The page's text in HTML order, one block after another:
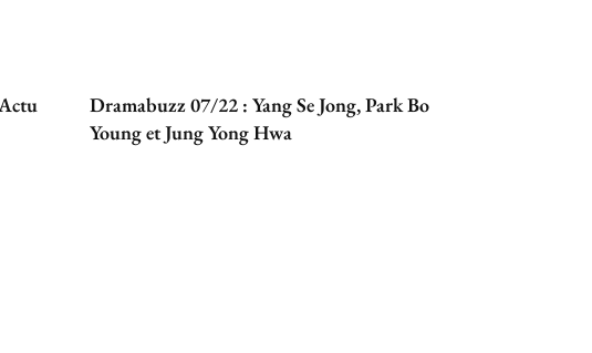
Dramabuzz 07/22 : Yang Se Jong, Park Bo
Young et Jung Yong Hwa